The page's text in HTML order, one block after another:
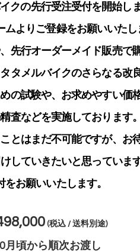
クの先行受注受付を開始し
ムよりご登録をお願いいたし
先行オーダーメイド販売で
タメルバイクのさらなる改
の試験や、お求めやすい価
査などを実施しております。
とはまだ不可能ですが、お
していきたいと思っています
お願いいたします。
(税込 / 送料別途)
月頃から順次お渡し